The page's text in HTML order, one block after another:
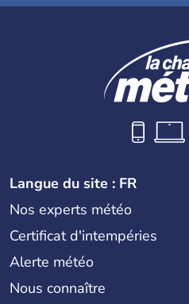
Langue du site : FR
Nos experts météo
Certificat d'intempéries
Alerte météo
Nous connaître